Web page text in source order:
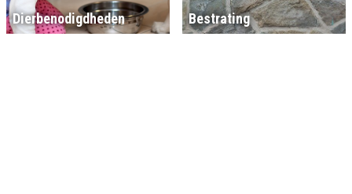
Dierbenodigdheden Bestrating